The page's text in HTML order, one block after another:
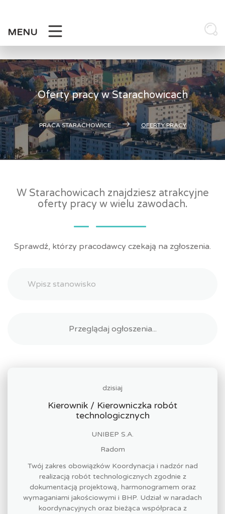
MENU
Oferty pracy w Starachowicach
PRACA STARACHOWICE OFERTY PRACY
W Starachowicach znajdziesz atrakcyjne
oferty pracy w wielu zawodach.
Sprawdź, którzy pracodawcy czekają na zgłoszenia.
dzisiaj
Kierownik / Kierowniczka robót
technologicznych
UNIBEP S.A.
Radom
Twój zakres obowiązków Koordynacja i nadzór nad
realizacją robót technologicznych zgodnie z
dokumentacją projektową, harmonogramem oraz
wymaganiami jakościowymi i BHP. Udział w naradach
koordynacyjnych oraz bieżąca współpraca z